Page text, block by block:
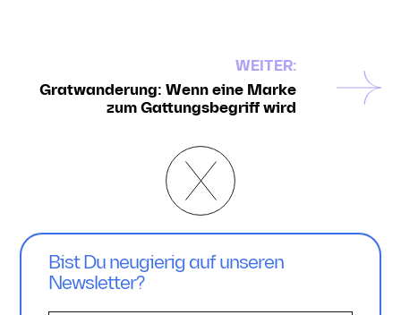
WEITER:
Gratwanderung: Wenn eine Marke
zum Gattungsbegriff wird
Bist Du neugierig auf unseren
Newsletter?